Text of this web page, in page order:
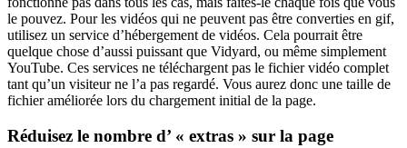
le pouvez. Pour les vidéos qui ne peuvent pas être converties en gif,
utilisez un service d’hébergement de vidéos. Cela pourrait être
quelque chose d’aussi puissant que Vidyard, ou même simplement
YouTube. Ces services ne téléchargent pas le fichier vidéo complet
tant qu’un visiteur ne l’a pas regardé. Vous aurez donc une taille de
fichier améliorée lors du chargement initial de la page.
Réduisez le nombre d’ « extras » sur la page